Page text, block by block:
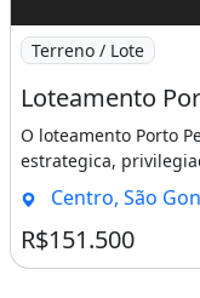
Imagem:
Terreno / Lote
O loteamento Porto
estrategica,
Centro, São
R$151.500